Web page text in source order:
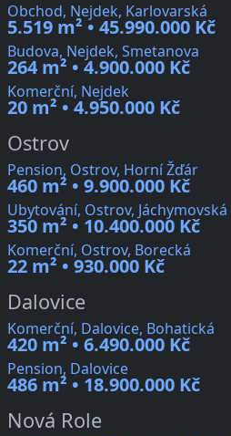
Obchod, Nejdek, Karlovarská
5.519 m² • 45.990.000 Kč
Budova, Nejdek, Smetanova
264 m² • 4.900.000 Kč
Komerční, Nejdek
20 m² • 4.950.000 Kč
Ostrov
Pension, Ostrov, Horní Žďár
460 m² • 9.900.000 Kč
Ubytování, Ostrov, Jáchymovská
350 m² • 10.400.000 Kč
Komerční, Ostrov, Borecká
22 m² • 930.000 Kč
Dalovice
Komerční, Dalovice, Bohatická
420 m² • 6.490.000 Kč
Pension, Dalovice
486 m² • 18.900.000 Kč
Nová Role